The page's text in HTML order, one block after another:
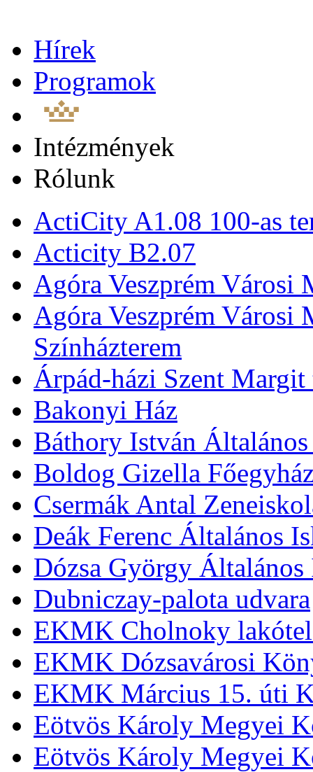
Hírek
Programok
Intézmények
Rólunk
ActiCity A1.08 100-as
Acticity B2.07
Agóra Veszprém Városi
Agóra Veszprém Városi
Színházterem
Árpád-házi Szent
Bakonyi Ház
Báthory István
Boldog Gizella
Csermák Antal
Deák Ferenc Általános
Dózsa György Általános
Dubniczay-palota udvara
EKMK Cholnoky
EKMK Dózsavárosi
EKMK Március 15. úti
Eötvös Károly Megyei
Eötvös Károly Megyei